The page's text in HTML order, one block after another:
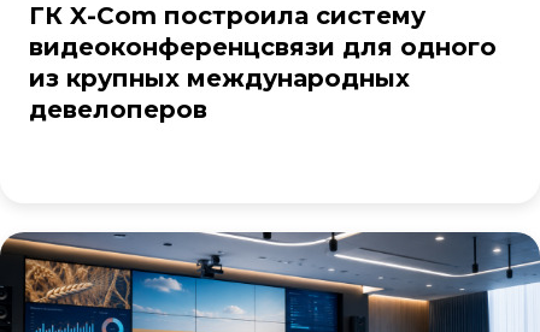
ГК X-Com построила систему
видеоконференцсвязи для одного
из крупных международных
девелоперов